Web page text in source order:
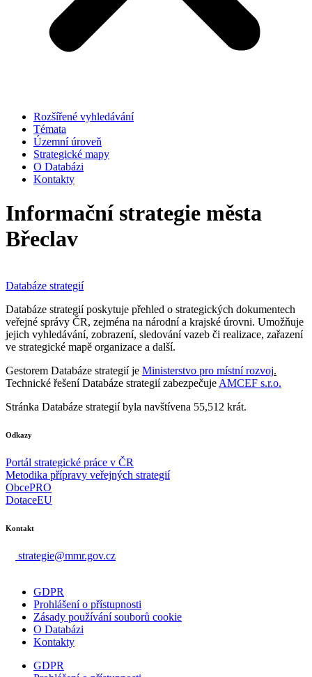
Rozšířené vyhledávání
Témata
Územní úroveň
Strategické mapy
O Databázi
Kontakty
Informační strategie města
Břeclav
Databáze strategií
Databáze strategií poskytuje přehled o strategických dokumentech
veřejné správy ČR, zejména na národní a krajské úrovni. Umožňuje
jejich vyhledávání, zobrazení, sledování vazeb či realizace, zařazení
ve strategické mapě organizace a další.
Gestorem Databáze strategií je Ministerstvo pro místní rozvoj.
Technické řešení Databáze strategií zabezpečuje AMCEF s.r.o.
Stránka Databáze strategií byla navštívena 55,512 krát.
Odkazy
Portál strategické práce v ČR
Metodika přípravy veřejných strategií
ObcePRO
DotaceEU
Kontakt
strategie@mmr.gov.cz
GDPR
Prohlášení o přístupnosti
Zásady používání souborů cookie
O Databázi
Kontakty
GDPR